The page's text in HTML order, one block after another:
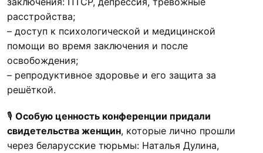
расстройства;
– доступ к психологической и медицинской
помощи во время заключения и после
освобождения;
– репродуктивное здоровье и его защита за
решёткой.
🎙 Особую ценность конференции придали
свидетельства женщин, которые лично прошли
через беларусские тюрьмы: Наталья Дулина,